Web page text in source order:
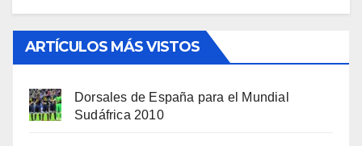
ARTÍCULOS MÁS VISTOS
Dorsales de España para el Mundial
Sudáfrica 2010